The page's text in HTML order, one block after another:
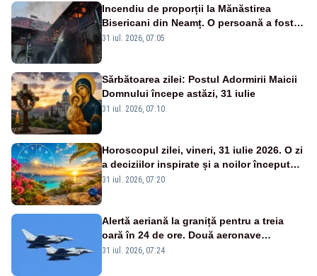
Incendiu de proporții la Mănăstirea
Bisericani din Neamț. O persoană a fost
găsită carbonizată - FOTO/ VIDEO
31 iul. 2026, 07:05
Sărbătoarea zilei: Postul Adormirii Maicii
Domnului începe astăzi, 31 iulie
31 iul. 2026, 07:10
Horoscopul zilei, vineri, 31 iulie 2026. O zi
a deciziilor inspirate și a noilor începuturi.
Vezi zodiile vizate
31 iul. 2026, 07:20
Alertă aeriană la graniță pentru a treia
oară în 24 de ore. Două aeronave
Eurofighter britanice au fost ridicate de la
31 iul. 2026, 07:24